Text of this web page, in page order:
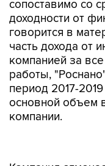
сопоставимо со
доходности от
говорится в
часть дохода от
компанией за
работы,
период 2017-
основной объем
компании.